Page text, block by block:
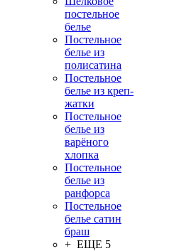
постельное
белье
Постельное
белье из
полисатина
Постельное
белье из креп-
жатки
Постельное
белье из
варёного
хлопка
Постельное
белье из
ранфорса
Постельное
белье сатин
браш
+ ЕЩЕ 5